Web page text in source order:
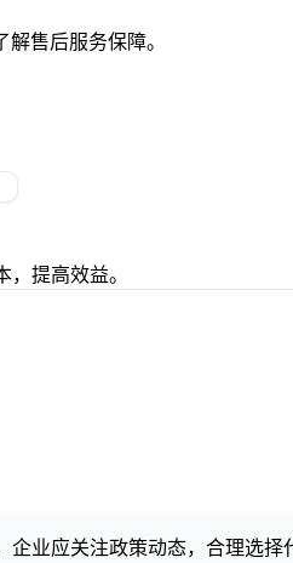
售后服务保障。
提高效益。
业应关注政策动态，合理选择